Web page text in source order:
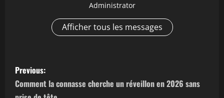
Administrator
Afficher tous les messages
P
o
Previous:
Comment la connasse cherche un réveillon en 2026 sans